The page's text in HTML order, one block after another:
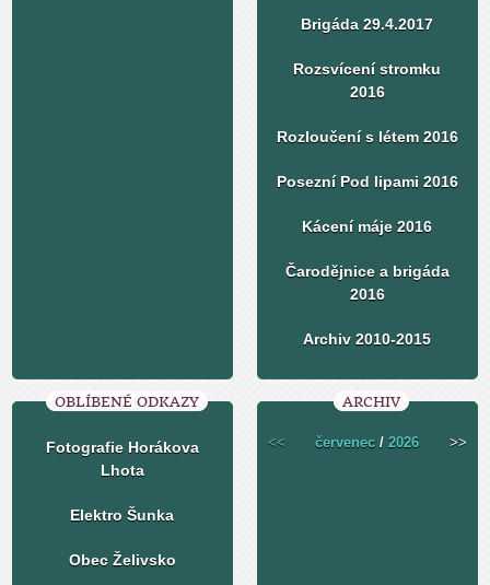
Brigáda 29.4.2017
Rozsvícení stromku
2016
Rozloučení s létem 2016
Posezní Pod lipami 2016
Kácení máje 2016
Čarodějnice a brigáda
2016
Archiv 2010-2015
OBLÍBENÉ ODKAZY
Fotografie Horákova
Lhota
Elektro Šunka
Obec Želivsko
ARCHIV
<< červenec /2026 >>